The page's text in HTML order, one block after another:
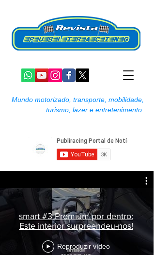
Mundo motorizado, transporte, mobilidade,
turismo, lazer e entretenimento
smart #3 Premium por dentro:
Este interior surpreendeu-nos!
Reproduzir vídeo